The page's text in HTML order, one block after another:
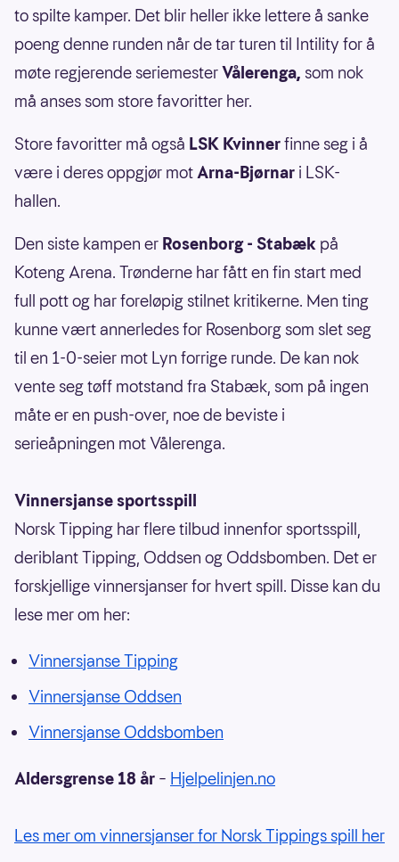
to spilte kamper. Det blir heller ikke lettere å sanke
poeng denne runden når de tar turen til Intility for å
møte regjerende seriemesterVålerenga, som nok
må anses som store favoritter her.
Store favoritter må også LSK Kvinnerfinne seg i å
være i deres oppgjør motArna-Bjørnar i LSK-
hallen.
Den siste kampen er Rosenborg - Stabæk på
Koteng Arena. Trønderne har fått en fin start med
full pott og har foreløpig stilnet kritikerne. Men ting
kunne vært annerledes for Rosenborg som slet seg
til en 1-0-seier mot Lyn forrige runde. De kan nok
vente seg tøff motstand fra Stabæk, som på ingen
måte er en push-over, noe de beviste i
serieåpningen mot Vålerenga.
Vinnersjanse sportsspill
Norsk Tipping har flere tilbud innenfor sportsspill,
deriblant Tipping, Oddsen og Oddsbomben. Det er
forskjellige vinnersjanser for hvert spill. Disse kan du
lese mer om her:
Vinnersjanse Tipping
Vinnersjanse Oddsen
Vinnersjanse Oddsbomben
Aldersgrense 18 år – Hjelpelinjen.no
Les mer om vinnersjanser for Norsk Tippings spill her